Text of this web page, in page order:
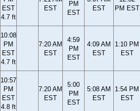
EST
4.7 ft
EST
PM
EST
EST
PM EST
10:08
PM
EST
4.7 ft
7:20 AM
EST
4:59
PM
EST
4:09 AM
EST
1:10 PM
EST
10:57
PM
EST
4.8 ft
7:20 AM
EST
5:00
PM
EST
5:08 AM
EST
1:54 PM
EST